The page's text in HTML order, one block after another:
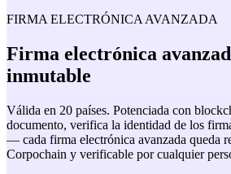
FIRMA ELECTRÓNICA AVANZADA
Firma electrónica
inmutable
Válida en 20 países. Potenciada con
documento, verifica la identidad de los
— cada firma electrónica avanzada queda
Corpochain y verificable por cualquier